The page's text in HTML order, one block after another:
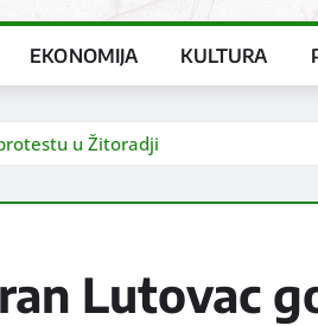
EKONOMIJA KULTURA
u Žitoradji
Lutovac